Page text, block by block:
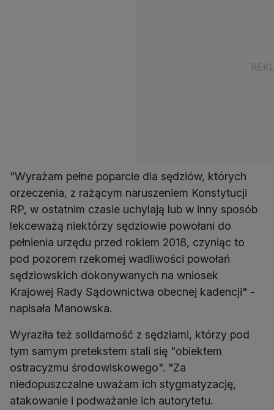
"Wyrażam pełne poparcie dla sędziów, których
orzeczenia, z rażącym naruszeniem Konstytucji
RP, w ostatnim czasie uchylają lub w inny sposób
lekceważą niektórzy sędziowie powołani do
pełnienia urzędu przed rokiem 2018, czyniąc to
pod pozorem rzekomej wadliwości powołań
sędziowskich dokonywanych na wniosek
Krajowej Rady Sądownictwa obecnej kadencji" -
napisała Manowska.
Wyraziła też solidarność z sędziami, którzy pod
tym samym pretekstem stali się "obiektem
ostracyzmu środowiskowego". "Za
niedopuszczalne uważam ich stygmatyzację,
atakowanie i podważanie ich autorytetu.